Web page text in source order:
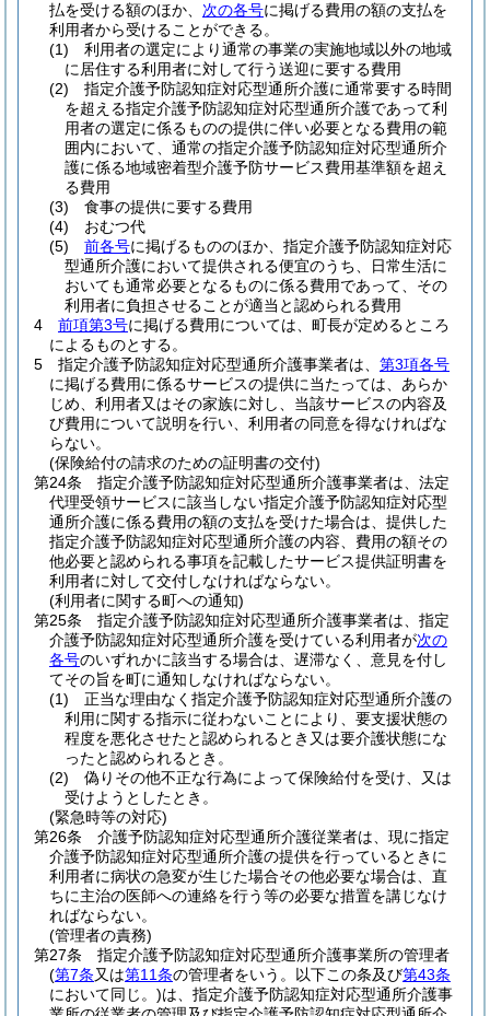
払を受ける額のほか、 次の各号に掲げる費用の額の支払を
利用者から受けることができる。
(1)
利用者の選定により通常の事業の実施地域以外の地域
に居住する利用者に対して行う送迎に要する費用
(2)
指定介護予防認知症対応型通所介護に通常要する時間
を超える指定介護予防認知症対応型通所介護であって利
用者の選定に係るものの提供に伴い必要となる費用の範
囲内において、通常の指定介護予防認知症対応型通所介
護に係る地域密着型介護予防サービス費用基準額を超え
る費用
(3)
食事の提供に要する費用
(4)
おむつ代
(5)
前各号に掲げるもののほか、指定介護予防認知症対応
型通所介護において提供される便宜のうち、日常生活に
おいても通常必要となるものに係る費用であって、その
利用者に負担させることが適当と認められる費用
4
前項第3号に掲げる費用については、町長が定めるところ
によるものとする。
5
指定介護予防認知症対応型通所介護事業者は、 第3項各号
に掲げる費用に係るサービスの提供に当たっては、あらか
じめ、利用者又はその家族に対し、当該サービスの内容及
び費用について説明を行い、利用者の同意を得なければな
らない。
(保険給付の請求のための証明書の交付)
第24条
指定介護予防認知症対応型通所介護事業者は、法定
代理受領サービスに該当しない指定介護予防認知症対応型
通所介護に係る費用の額の支払を受けた場合は、提供した
指定介護予防認知症対応型通所介護の内容、費用の額その
他必要と認められる事項を記載したサービス提供証明書を
利用者に対して交付しなければならない。
(利用者に関する町への通知)
第25条
指定介護予防認知症対応型通所介護事業者は、指定
介護予防認知症対応型通所介護を受けている利用者が次の
各号のいずれかに該当する場合は、遅滞なく、意見を付し
てその旨を町に通知しなければならない。
(1)
正当な理由なく指定介護予防認知症対応型通所介護の
利用に関する指示に従わないことにより、要支援状態の
程度を悪化させたと認められるとき又は要介護状態にな
ったと認められるとき。
(2)
偽りその他不正な行為によって保険給付を受け、又は
受けようとしたとき。
(緊急時等の対応)
第26条
介護予防認知症対応型通所介護従業者は、現に指定
介護予防認知症対応型通所介護の提供を行っているときに
利用者に病状の急変が生じた場合その他必要な場合は、直
ちに主治の医師への連絡を行う等の必要な措置を講じなけ
ればならない。
(管理者の責務)
第27条
指定介護予防認知症対応型通所介護事業所の管理者
(第7条又は第11条の管理者をいう。以下この条及び第43条
において同じ。)は、指定介護予防認知症対応型通所介護事